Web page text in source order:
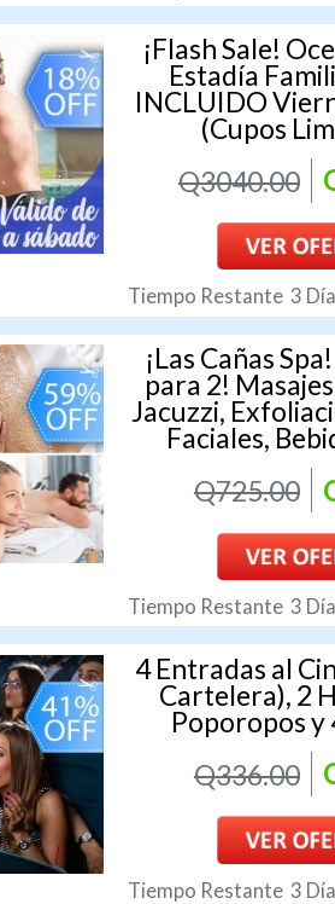
¡Flash Sale!
Estadía
INCLUIDO
(Cupos
Q3040.00
Tiempo Restante 3
¡Las Cañas
para 2!
Jacuzzi,
Faciales,
Q725.00
Tiempo Restante 3
4 Entradas al
Cartelera), 2
Poporopos y
Q336.00
Tiempo Restante 3